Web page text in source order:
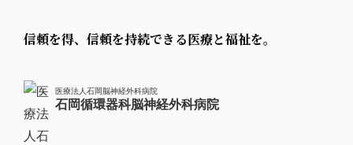
信頼を得、信頼を持続できる医療と福祉を。
医療法人石岡脳神経外科病院
石岡循環器科脳神経外科病院